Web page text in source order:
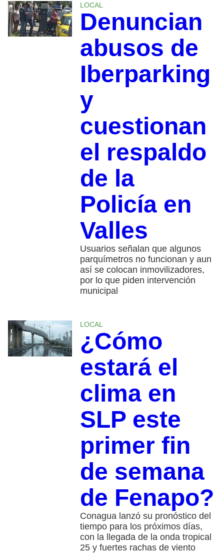
LOCAL
Denuncian
abusos de
Iberparking
y
cuestionan
el respaldo
de la
Policía en
Valles
Usuarios señalan que algunos
parquímetros no funcionan y aun
así se colocan inmovilizadores,
por lo que piden intervención
municipal
LOCAL
¿Cómo
estará el
clima en
SLP este
primer fin
de semana
de Fenapo?
Conagua lanzó su pronóstico del
tiempo para los próximos días,
con la llegada de la onda tropical
25 y fuertes rachas de viento